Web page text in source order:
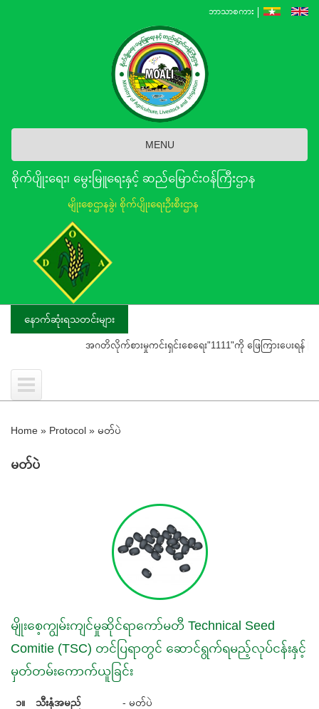
ဘာသာစကား
MENU
စိုက်ပျိုးရေး၊ မွေးမြူရေးနှင့် ဆည်မြောင်း၀န်ကြီးဌာန
မျိုးစေ့ဌာနခွဲ၊ စိုက်ပျိုးရေးဦးစီးဌာန
နောက်ဆုံးရသတင်းများ
အဂတိလိုက်စားမှုကင်းရှင်းစေရေး"1111"ကို ဖြေကြားပေးရန် ပြည်သူသို့
Home » Protocol » မတ်ပဲ
မတ်ပဲ
မျိုးစေ့ကျွမ်းကျင်မှုဆိုင်ရာကော်မတီ Technical Seed
Comitie (TSC) တင်ပြရာတွင် ဆောင်ရွက်ရမည့်လုပ်ငန်းနှင့်
မှတ်တမ်းကောက်ယူခြင်း
၁။ သီးနှံအမည် - မတ်ပဲ